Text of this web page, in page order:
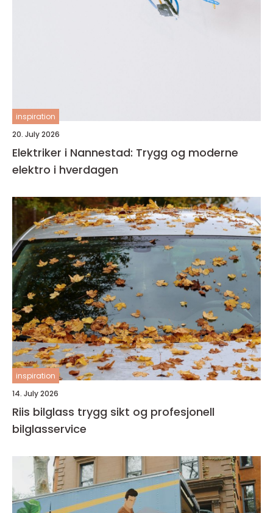
inspiration
20. July 2026
Elektriker i Nannestad: Trygg og moderne
elektro i hverdagen
inspiration
14. July 2026
Riis bilglass trygg sikt og profesjonell
bilglasservice